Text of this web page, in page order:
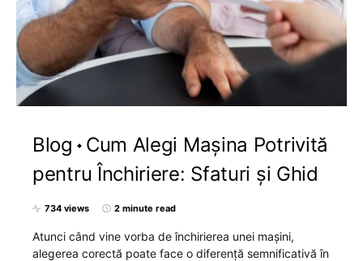
Blog
Cum Alegi Mașina Potrivită
pentru Închiriere: Sfaturi și Ghid
734 views 2 minute read
Atunci când vine vorba de închirierea unei mașini,
alegerea corectă poate face o diferență semnificativă în